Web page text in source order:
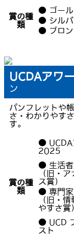
賞の種
類
● ゴール
● シルバ
● ブロ
UCDAアワ
ン
パンフレットや
さ・わかりやす
す。
賞の種
類
● UCDA
2025
● 生活者
（旧・
ス賞）
● 専門家
（旧・
やすさ賞
● UCD
スト